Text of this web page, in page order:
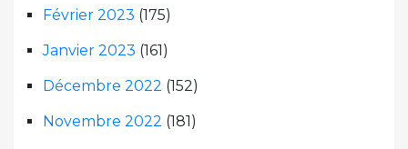
Février 2023 (175)
Janvier 2023 (161)
Décembre 2022 (152)
Novembre 2022 (181)